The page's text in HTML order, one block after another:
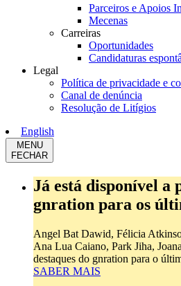
Parceiros e Apoios
Mecenas
Carreiras
Oportunidades
Candidaturas
Legal
Política de privacidade e
Canal de denúncia
Resolução de Litígios
English
MENU
FECHAR
Já está disponível a
gnration para os
Angel Bat Dawid, Félicia
Ana Lua Caiano, Park Jiha,
destaques do gnration para o
SABER MAIS